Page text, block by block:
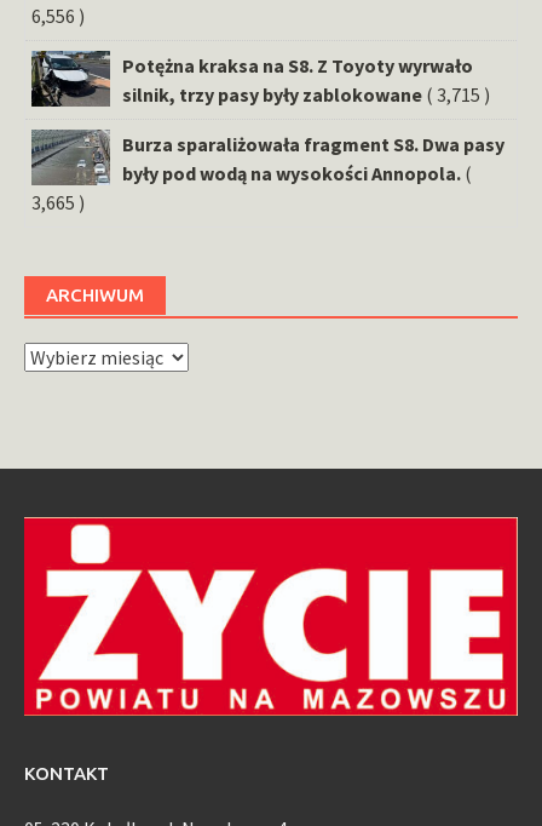
6,556 )
Potężna kraksa na S8. Z Toyoty wyrwało
silnik, trzy pasy były zablokowane ( 3,715 )
Burza sparaliżowała fragment S8. Dwa pasy
były pod wodą na wysokości Annopola. (
3,665 )
ARCHIWUM
Archiwum
KONTAKT